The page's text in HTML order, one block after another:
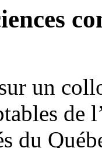
un
de
du